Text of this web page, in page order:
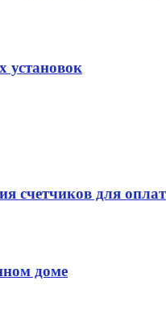
счетчиков для
доме